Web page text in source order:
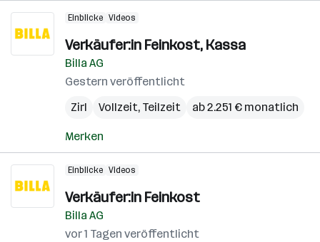
Einblicke Videos
Verkäufer:in Feinkost, Kassa
Billa AG
Gestern veröffentlicht
Zirl
Vollzeit, Teilzeit ab 2.251 € monatlich
Merken
Einblicke Videos
Verkäufer:in Feinkost
Billa AG
vor 1 Tagen veröffentlicht